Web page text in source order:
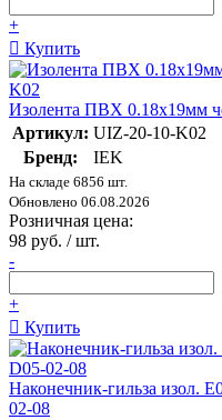
+
Купить
Изолента ПВХ 0.18х19мм
Артикул: UIZ-20-10-K02
Бренд:
IEK
На складе 6856 шт.
Обновлено 06.08.2026
Розничная цена:
98 руб. / шт.
-
+
Купить
Наконечник-гильза изол.
02-08